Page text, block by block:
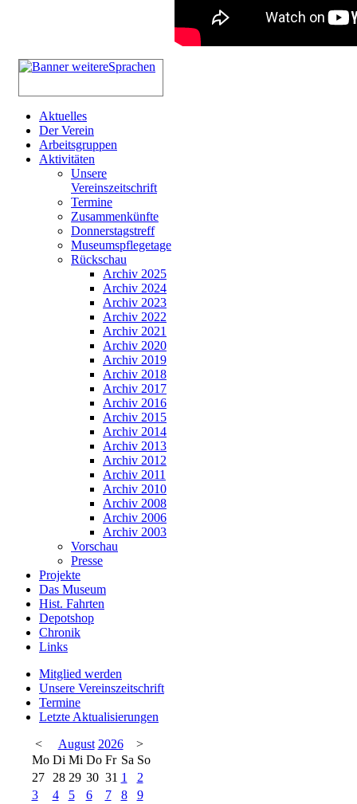
Aktuelles
Der Verein
Arbeitsgruppen
Aktivitäten
Unsere
Vereinszeitschrift
Termine
Zusammenkünfte
Donnerstagstreff
Museumspflegetage
Rückschau
Archiv 2025
Archiv 2024
Archiv 2023
Archiv 2022
Archiv 2021
Archiv 2020
Archiv 2019
Archiv 2018
Archiv 2017
Archiv 2016
Archiv 2015
Archiv 2014
Archiv 2013
Archiv 2012
Archiv 2011
Archiv 2010
Archiv 2008
Archiv 2006
Archiv 2003
Vorschau
Presse
Projekte
Das Museum
Hist. Fahrten
Depotshop
Chronik
Links
Mitglied werden
Unsere Vereinszeitschrift
Termine
Letzte Aktualisierungen
<
August 2026
>
Mo Di Mi Do Fr Sa So
27
28 29 30 31 1
2
3
4 5 6 7 8
9